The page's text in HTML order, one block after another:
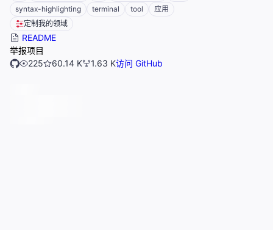
syntax-highlighting
terminal tool
应用
定制我的领域
README
举报项目
225
60.14 K 1.63 K访问 GitHub